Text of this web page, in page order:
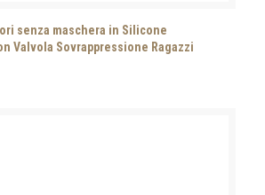
senza maschera in Silicone
Valvola Sovrappressione Ragazzi